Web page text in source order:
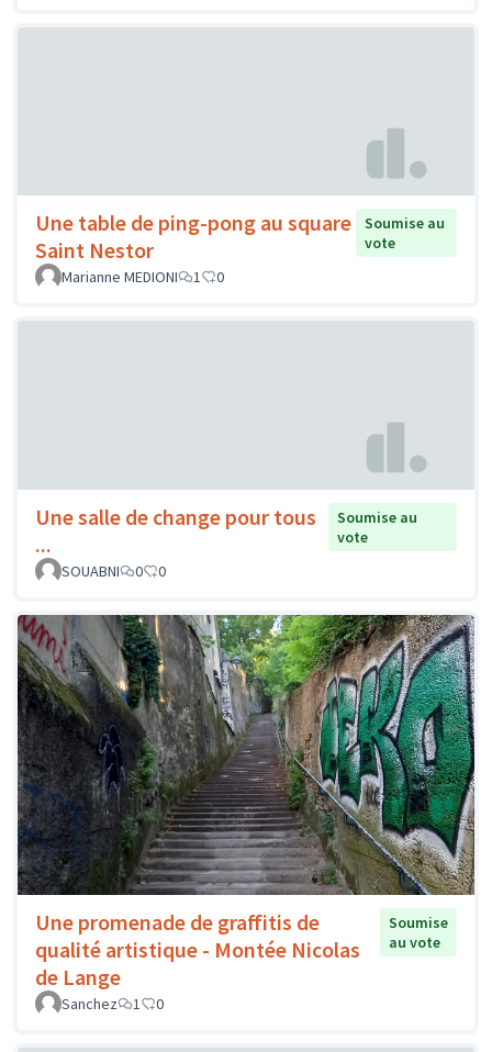
Une table de ping-pong au square
Saint Nestor
Soumise au
vote
Marianne MEDIONI
1 0
Une salle de change pour tous
...
Soumise au
vote
SOUABNI
0 0
Une promenade de graffitis de
qualité artistique - Montée Nicolas
de Lange
Soumise
au vote
Sanchez 1 0